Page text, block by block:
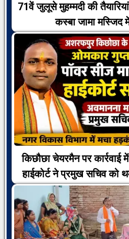
71वें जुलूसे मुहम्मदी की
कस्बा जामा मस्जिद
किछौछा चेयरमैन पर कार्रवाई
हाईकोर्ट ने प्रमुख सचिव को